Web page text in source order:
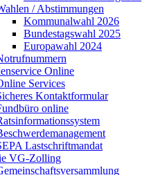
/ Abstimmungen
Kommunalwahl 2026
Bundestagswahl 2025
Europawahl 2024
Online
Services
Kontaktformular
online
Lastschriftmandat
VG-Zolling